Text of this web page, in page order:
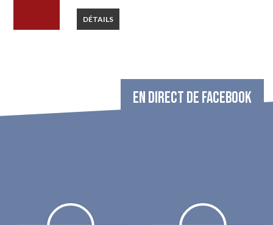
DÉTAILS
EN DIRECT DE FACEBOOK